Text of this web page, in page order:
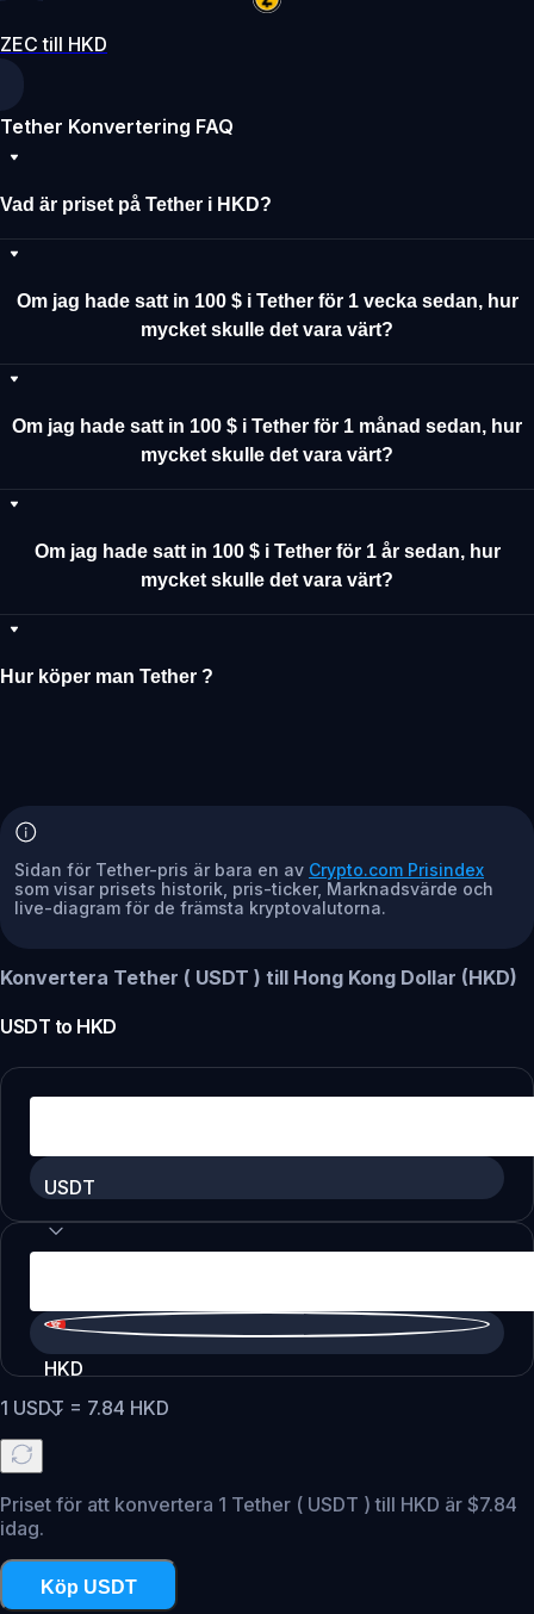
ZEC till HKD
Tether Konvertering FAQ
Vad är priset på Tether i HKD?
Om jag hade satt in 100 $ i Tether för 1 vecka sedan, hur
mycket skulle det vara värt?
Om jag hade satt in 100 $ i Tether för 1 månad sedan, hur
mycket skulle det vara värt?
Om jag hade satt in 100 $ i Tether för 1 år sedan, hur
mycket skulle det vara värt?
Hur köper man Tether ?
Sidan för Tether-pris är bara en av Crypto.com Prisindex
som visar prisets historik, pris-ticker, Marknadsvärde och
live-diagram för de främsta kryptovalutorna.
Konvertera Tether ( USDT ) till Hong Kong Dollar (HKD)
USDT to HKD
USDT
HKD
1 USDT = 7.84 HKD
Priset för att konvertera 1 Tether ( USDT ) till HKD är $7.84
idag.
Köp USDT